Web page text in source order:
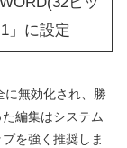
」に設定
に無効化され、勝
編集はシステム
を強く推奨しま